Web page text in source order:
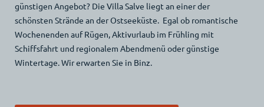
günstigen Angebot? Die Villa Salve liegt an einer der
schönsten Strände an der Ostseeküste. Egal ob romantische
Wochenenden auf Rügen, Aktivurlaub im Frühling mit
Schiffsfahrt und regionalem Abendmenü oder günstige
Wintertage. Wir erwarten Sie in Binz.